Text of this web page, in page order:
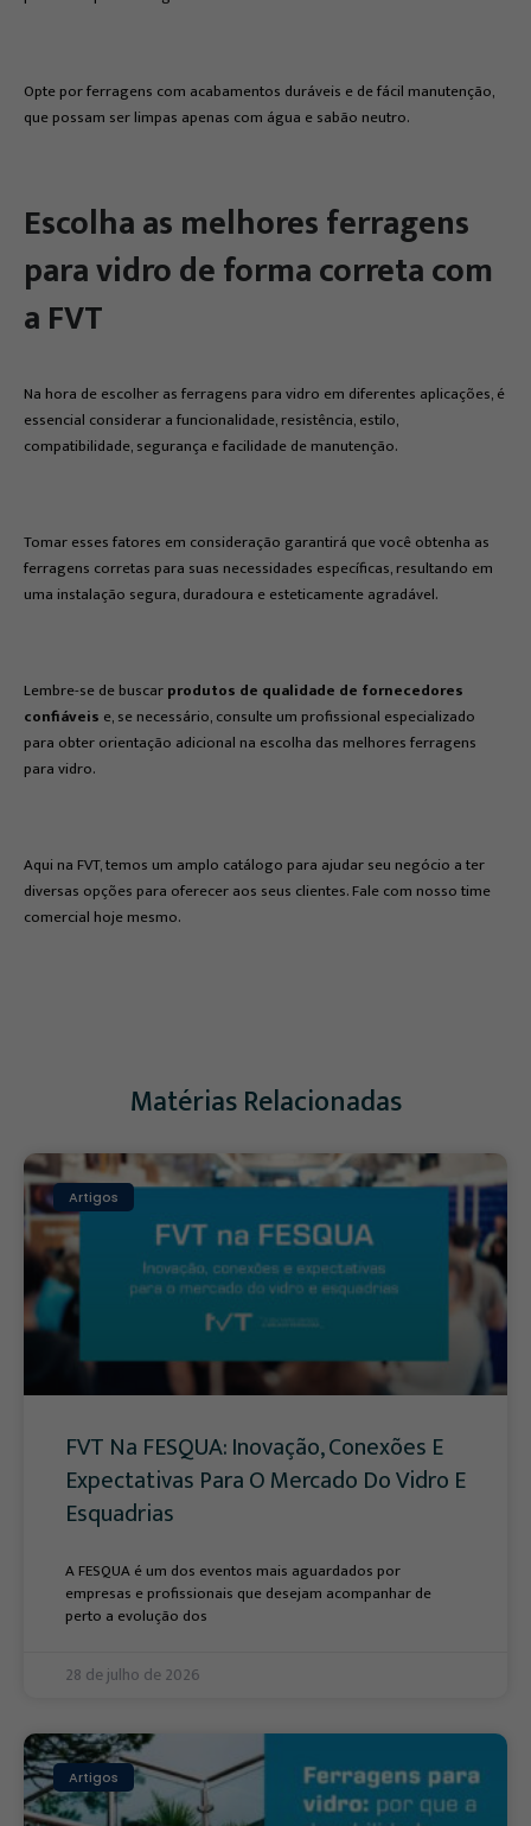
Opte por ferragens com acabamentos duráveis e de fácil manutenção,
que possam ser limpas apenas com água e sabão neutro.
Escolha as melhores ferragens
para vidro de forma correta com
a FVT
Na hora de escolher as ferragens para vidro em diferentes aplicações, é
essencial considerar a funcionalidade, resistência, estilo,
compatibilidade, segurança e facilidade de manutenção.
Tomar esses fatores em consideração garantirá que você obtenha as
ferragens corretas para suas necessidades específicas, resultando em
uma instalação segura, duradoura e esteticamente agradável.
Lembre-se de buscarprodutos de qualidade de fornecedores
confiáveis e, se necessário, consulte um profissional especializado
para obter orientação adicional na escolha das melhores ferragens
para vidro.
Aqui na FVT, temos um amplo catálogo para ajudar seu negócio a ter
diversas opções para oferecer aos seus clientes. Fale com nosso time
comercial hoje mesmo.
Matérias Relacionadas
Artigos
FVT Na FESQUA: Inovação, Conexões E
Expectativas Para O Mercado Do Vidro E
Esquadrias
A FESQUA é um dos eventos mais aguardados por
empresas e profissionais que desejam acompanhar de
perto a evolução dos
28 de julho de 2026
Artigos